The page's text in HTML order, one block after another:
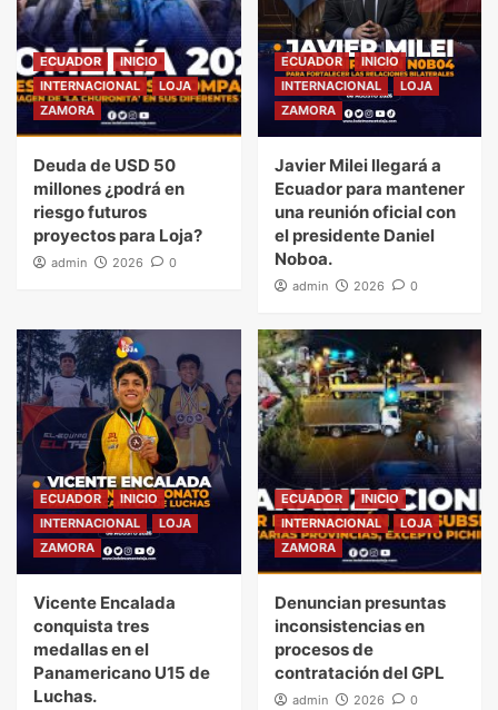
ECUADOR
INICIO
INTERNACIONAL
LOJA
ZAMORA
Deuda de USD 50
millones ¿podrá en
riesgo futuros
proyectos para Loja?
admin 2026 0
ECUADOR
INICIO
INTERNACIONAL
LOJA
ZAMORA
Javier Milei llegará a
Ecuador para mantener
una reunión oficial con
el presidente Daniel
Noboa.
admin 2026 0
ECUADOR
INICIO
INTERNACIONAL
LOJA
ZAMORA
Vicente Encalada
conquista tres
medallas en el
Panamericano U15 de
Luchas.
ECUADOR
INICIO
INTERNACIONAL
LOJA
ZAMORA
Denuncian presuntas
inconsistencias en
procesos de
contratación del GPL
admin 2026 0